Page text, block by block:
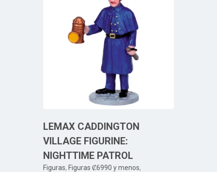
LEMAX CADDINGTON
VILLAGE FIGURINE:
NIGHTTIME PATROL
Figuras, Figuras ₡6990 y menos,